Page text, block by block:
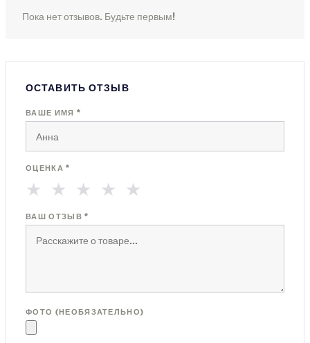
Пока нет отзывов. Будьте первым!
ОСТАВИТЬ ОТЗЫВ
ВАШЕ ИМЯ *
ОЦЕНКА *
★ ★ ★ ★ ★
ВАШ ОТЗЫВ *
ФОТО (НЕОБЯЗАТЕЛЬНО)